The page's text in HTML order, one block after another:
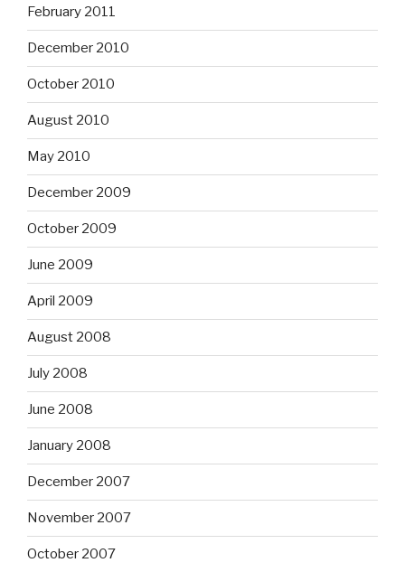
February 2011
December 2010
October 2010
August 2010
May 2010
December 2009
October 2009
June 2009
April 2009
August 2008
July 2008
June 2008
January 2008
December 2007
November 2007
October 2007